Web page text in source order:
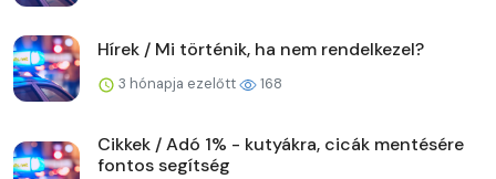
Hírek / Mi történik, ha nem rendelkezel?
3 hónapja ezelőtt 168
Cikkek / Adó 1% - kutyákra, cicák mentésére
fontos segítség